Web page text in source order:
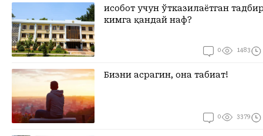
Ҳисобот учун ўтказилаётган
кимга қандай наф?
0 1483
Бизни асрагин, она табиат!
0 3379